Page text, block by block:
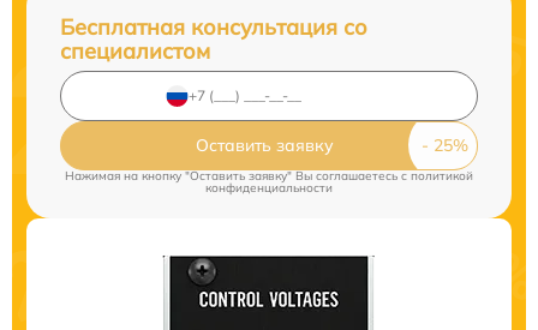
Бесплатная консультация со
специалистом
Оставить заявку
Нажимая на кнопку "Оставить заявку" Вы соглашаетесь cполитикой
конфиденциальности